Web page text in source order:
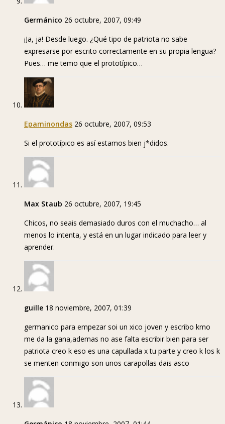
Germánico 26 octubre, 2007, 09:49
¡Ja, ja! Desde luego. ¿Qué tipo de patriota no sabe
expresarse por escrito correctamente en su propia lengua?
Pues… me temo que el prototípico…
Epaminondas 26 octubre, 2007, 09:53
Si el prototípico es así estamos bien j*didos.
Max Staub 26 octubre, 2007, 19:45
Chicos, no seais demasiado duros con el muchacho… al
menos lo intenta, y está en un lugar indicado para leer y
aprender.
guille 18 noviembre, 2007, 01:39
germanico para empezar soi un xico joven y escribo kmo
me da la gana,ademas no ase falta escribir bien para ser
patriota creo k eso es una capullada x tu parte y creo k los k
se menten conmigo son unos carapollas dais asco